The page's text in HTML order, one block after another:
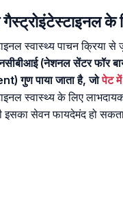
के
स्वास्थ्य पाचन क्रिया
(नेशनल सेंटर फॉर
गुण पाया जाता है, जोपेट
स्वास्थ्य के लिए
इसका सेवन फायदेमंद हो